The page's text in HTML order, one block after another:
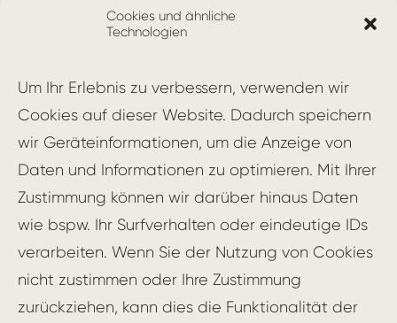
Cookies und ähnliche
Technologien
Um Ihr Erlebnis zu verbessern, verwenden wir
Cookies auf dieser Website. Dadurch speichern
wir Geräteinformationen, um die Anzeige von
Daten und Informationen zu optimieren. Mit Ihrer
Zustimmung können wir darüber hinaus Daten
wie bspw. Ihr Surfverhalten oder eindeutige IDs
verarbeiten. Wenn Sie der Nutzung von Cookies
nicht zustimmen oder Ihre Zustimmung
zurückziehen, kann dies die Funktionalität der
Scrum oder Kanban, sondern vor allem um
die Entwicklung eines individuellen
Prinzipien gelebt werden können. Damit
werden die notwendige Voraussetzungen
geschaffen, damit Teams ihre Ziele erreichen
und sich verbessern können.
Die Befähigungsformate wie Workshops,
Coaching-Sessions und Trainings sind
geprägt von Interaktivität und praktischen
Erfahrungen. Durch erlebnisorientiertes